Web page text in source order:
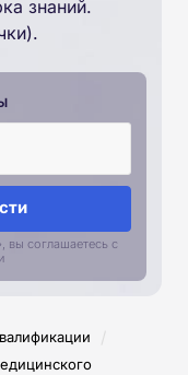
знаний.
вы соглашаетесь с
/